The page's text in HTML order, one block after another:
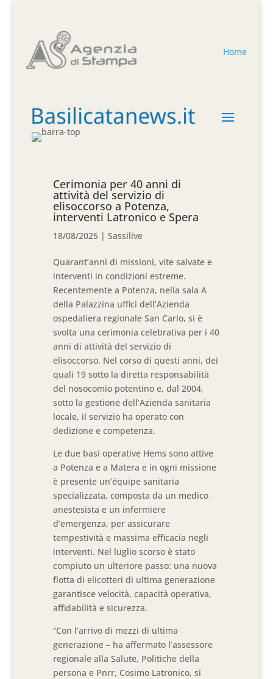
Home
Cerimonia per 40 anni di
attività del servizio di
elisoccorso a Potenza,
interventi Latronico e Spera
18/08/2025 |Sassilive
Quarant’anni di missioni, vite salvate e
interventi in condizioni estreme.
Recentemente a Potenza, nella sala A
della Palazzina uffici dell’Azienda
ospedaliera regionale San Carlo, si è
svolta una cerimonia celebrativa per i 40
anni di attività del servizio di
elisoccorso. Nel corso di questi anni, dei
quali 19 sotto la diretta responsabilità
del nosocomio potentino e, dal 2004,
sotto la gestione dell’Azienda sanitaria
locale, il servizio ha operato con
dedizione e competenza.
Le due basi operative Hems sono attive
a Potenza e a Matera e in ogni missione
è presente un’équipe sanitaria
specializzata, composta da un medico
anestesista e un infermiere
d’emergenza, per assicurare
tempestività e massima efficacia negli
interventi. Nel luglio scorso è stato
compiuto un ulteriore passo: una nuova
flotta di elicotteri di ultima generazione
garantisce velocità, capacità operativa,
affidabilità e sicurezza.
“Con l’arrivo di mezzi di ultima
generazione – ha affermato l’assessore
regionale alla Salute, Politiche della
persona e Pnrr, Cosimo Latronico, si